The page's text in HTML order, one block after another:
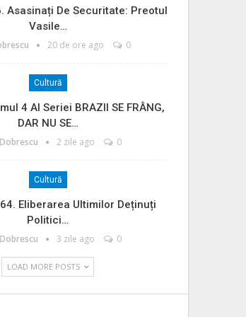
Asasinați De Securitate: Preotul
Vasile…
20 de ore ago 0
Cultură
4 Al Seriei BRAZII SE FRÂNG,
DAR NU SE…
2 zile ago 0
Cultură
Eliberarea Ultimilor Deținuți
Politici…
3 zile ago 0
LOAD MORE POSTS